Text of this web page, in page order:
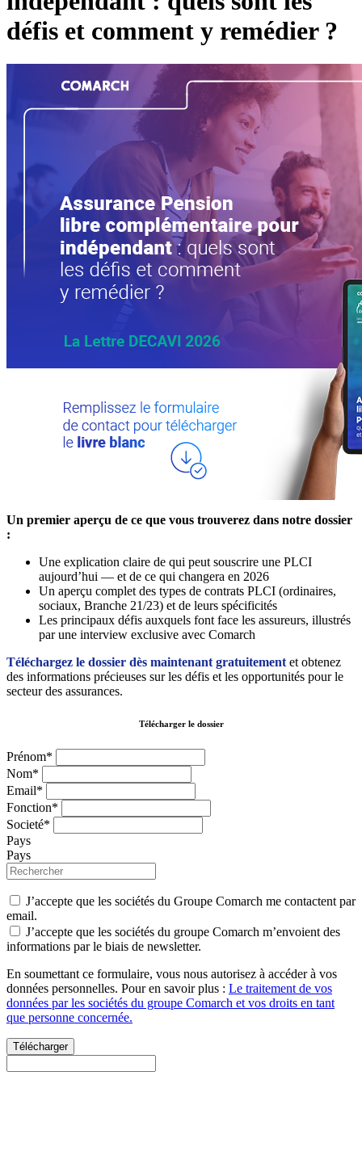
défis et comment y remédier ?
Un premier aperçu de ce que vous trouverez dans notre dossier
:
Une explication claire de qui peut souscrire une PLCI
aujourd’hui — et de ce qui changera en 2026
Un aperçu complet des types de contrats PLCI (ordinaires,
sociaux, Branche 21/23) et de leurs spécificités
Les principaux défis auxquels font face les assureurs, illustrés
par une interview exclusive avec Comarch
Téléchargez le dossier dès maintenant gratuitement et obtenez
des informations précieuses sur les défis et les opportunités pour le
secteur des assurances.
Télécharger le dossier
Prénom*
Nom*
Email*
Fonction*
Societé*
Pays
Pays
J’accepte que les sociétés du Groupe Comarch me contactent par
email.
J’accepte que les sociétés du groupe Comarch m’envoient des
informations par le biais de newsletter.
En soumettant ce formulaire, vous nous autorisez à accéder à vos
données personnelles. Pour en savoir plus : Le traitement de vos
données par les sociétés du groupe Comarch et vos droits en tant
que personne concernée.
Télécharger